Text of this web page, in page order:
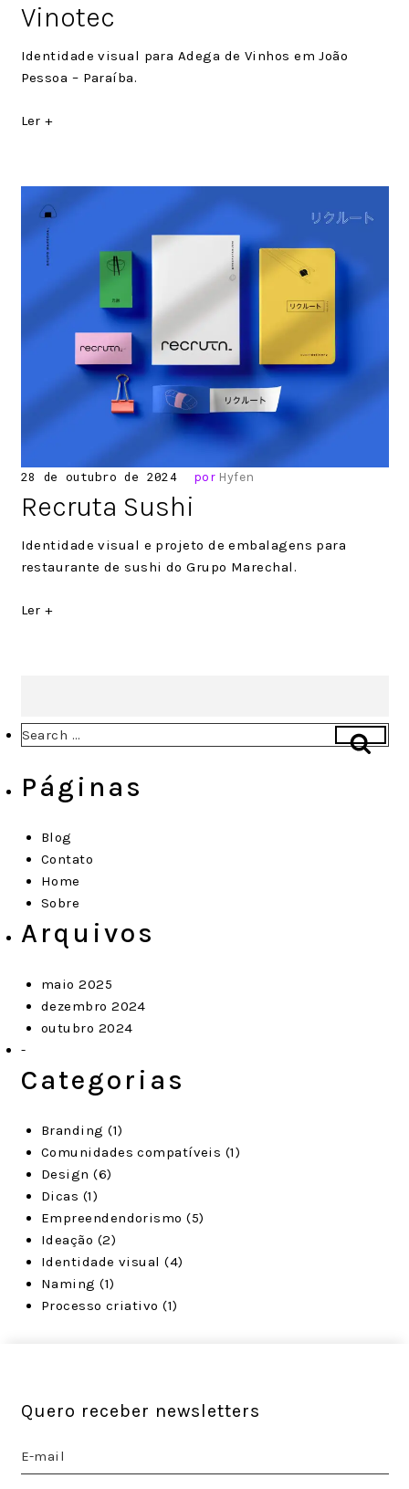
Vinotec
Identidade visual para Adega de Vinhos em João
Pessoa – Paraíba.
Ler +
Posted
28 de outubro de 2024 por Hyfen
Recruta Sushi
Identidade visual e projeto de embalagens para
restaurante de sushi do Grupo Marechal.
Ler +
Navegação
por
posts
Search
Páginas
Blog
Contato
Home
Sobre
Arquivos
maio 2025
dezembro 2024
outubro 2024
Categorias
Branding (1)
Comunidades compatíveis (1)
Design (6)
Dicas (1)
Empreendendorismo (5)
Ideação (2)
Identidade visual (4)
Naming (1)
Processo criativo (1)
Quero receber newsletters